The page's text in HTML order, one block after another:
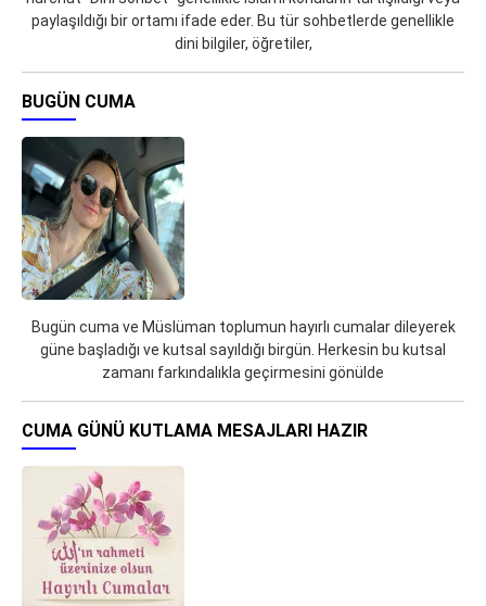
paylaşıldığı bir ortamı ifade eder. Bu tür sohbetlerde genellikle
dini bilgiler, öğretiler,
BUGÜN CUMA
Bugün cuma ve Müslüman toplumun hayırlı cumalar dileyerek
güne başladığı ve kutsal sayıldığı birgün. Herkesin bu kutsal
zamanı farkındalıkla geçirmesini gönülde
CUMA GÜNÜ KUTLAMA MESAJLARI HAZIR